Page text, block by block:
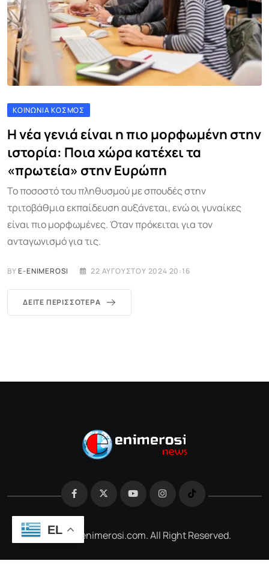
ΚΟΙΝΩΝΊΑ ΚΌΣΜΟΣ
Η νέα γενιά είναι η πιο μορφωμένη στην
ιστορία: Ποια χώρα κατέχει τα
«πρωτεία» στην Ευρώπη
Το ποσοστό του πληθυσμού με σπουδές στην
τριτοβάθμια εκπαίδευση αυξάνεται, ενώ οι γυναίκες
είναι πιο μορφωμένες. Όταν πρόκειται για τον
ανταγωνισμό για τις.
BYE-ENIMEROSI 22 ΑΥΓΟΎΣΤΟΥ 2024 20:16
ΔΕΊΤΕ ΠΕΡΙΣΣΌΤΕΡΑ
@2026 e-enimerosi.com. All Right Reserved.
EL